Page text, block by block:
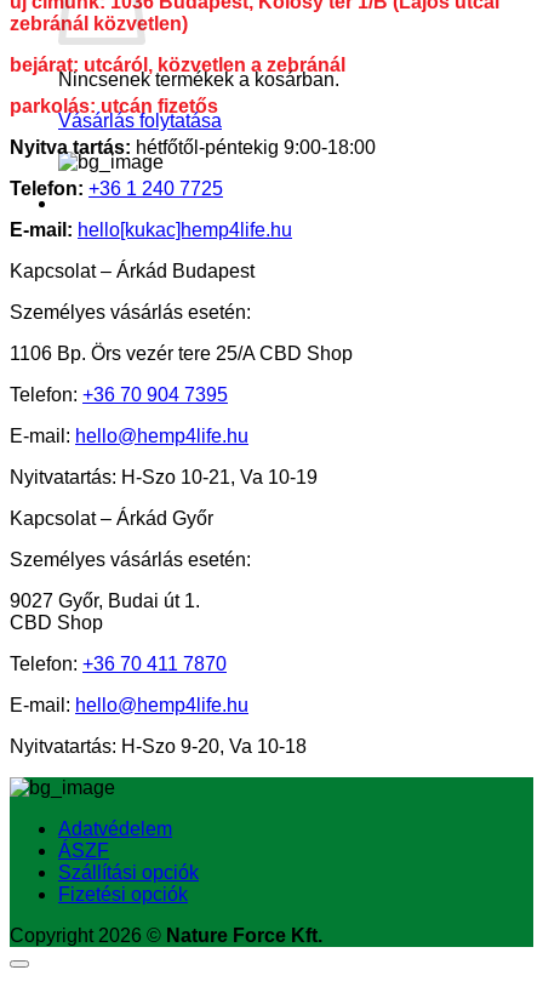
Nincsenek termékek a kosárban.
Vásárlás folytatása
zebránál közvetlen)
bejárat: utcáról, közvetlen a zebránál
parkolás: utcán fizetős
Nyitva tartás: hétfőtől-péntekig 9:00-18:00
Telefon: +36 1 240 7725
E-mail: hello[kukac]hemp4life.hu
Kapcsolat – Árkád Budapest
Személyes vásárlás esetén:
1106 Bp. Örs vezér tere 25/A CBD Shop
Telefon: +36 70 904 7395
E-mail: hello@hemp4life.hu
Nyitvatartás: H-Szo 10-21, Va 10-19
Kapcsolat – Árkád Győr
Személyes vásárlás esetén:
9027 Győr, Budai út 1.
CBD Shop
Telefon: +36 70 411 7870
E-mail: hello@hemp4life.hu
Nyitvatartás: H-Szo 9-20, Va 10-18
Adatvédelem
ÁSZF
Szállítási opciók
Fizetési opciók
Copyright 2026 © Nature Force Kft.